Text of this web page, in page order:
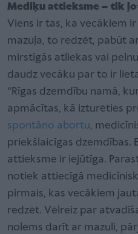
Mediķu attieksme – tik
Viens ir tas, ka vecākiem
mazuļa, to redzēt, pabūt
mirstīgās atliekas vai
daudz vecāku par to ir
“Rīgas dzemdību namā,
apmācītas, kā izturēties
spontāno abortu,
priekšlaicīgas dzemdības.
attieksme ir iejūtīga.
notiek attiecīgā
pirmais, kas vecākiem
redzēt. Vēlreiz par
nolems darīt ar mazuli,